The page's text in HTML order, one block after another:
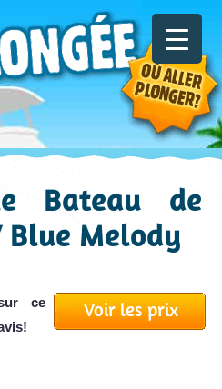
Bateau de
Blue Melody
Voir les prix
ce